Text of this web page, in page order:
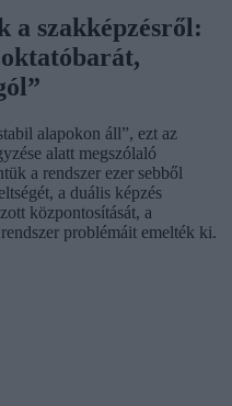
a szakképzésről:
alapokon áll”, ezt az
alatt megszólaló
a rendszer ezer sebből
a duális képzés
központosítását, a
problémáit emelték ki.